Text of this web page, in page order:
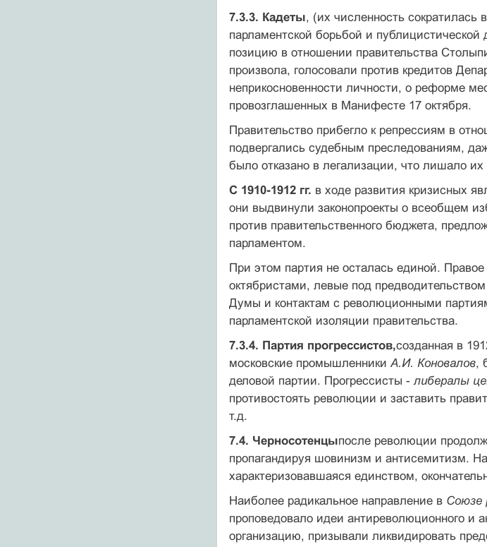
7.3.3. Кадеты, (их численность сократилась
парламентской борьбой и
позицию в отношении правительства
произвола, голосовали против кредитов
неприкосновенности личности, о реформе
провозглашенных в Манифесте 17 октября.
Правительство прибегло к репрессиям в
подвергались судебным преследованиям,
было отказано в легализации, что лишало
С 1910-1912 гг. в ходе развития кризисных
они выдвинули законопроекты о всеобщем
против правительственного бюджета,
парламентом.
При этом партия не осталась единой.
октябристами, левые под предводительством
Думы и контактам с революционными
парламентской изоляции правительства.
7.3.4. Партия прогрессистов,созданная в
московские промышленники А.И. Коновалов,
деловой партии. Прогрессисты -либералы
противостоять революции и заставить
т.д.
7.4. Черносотенцыпосле революции
пропагандируя шовинизм и антисемитизм.
характеризовавшаяся единством,
Наиболее радикальное направление в Союзе
проповедовало идеи антиреволюционного
организацию, призывали ликвидировать